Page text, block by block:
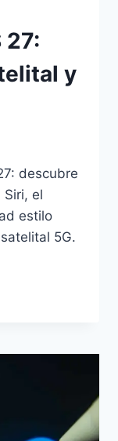
27:
y
descubre
el
estilo
5G.